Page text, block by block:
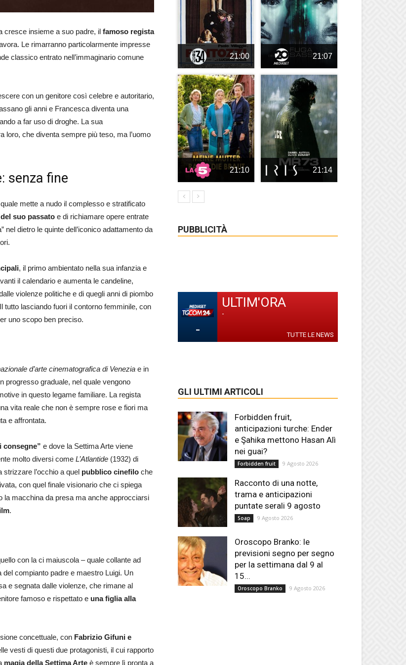
cresce insieme a suo padre, il famoso regista
Le rimarranno particolarmente impresse
classico entrato nell’immaginario comune
con un genitore così celebre e autoritario,
gli anni e Francesca diventa una
a far uso di droghe. La sua
loro, che diventa sempre più teso, ma l’uomo
senza fine
mette a nudo il complesso e stratificato
suo passato e di richiamare opere entrate
nel dietro le quinte dell’iconico adattamento da
, il primo ambientato nella sua infanzia e
il calendario e aumenta le candeline,
violenze politiche e di quegli anni di piombo
lasciando fuori il contorno femminile, con
uno scopo ben preciso.
d’arte cinematografica di Venezia e in
progresso graduale, nel quale vengono
in questo legame familiare. La regista
vita reale che non è sempre rose e fiori ma
e affrontata.
consegne” e dove la Settima Arte viene
molto diversi come L’Atlantide (1932) di
strizzare l’occhio a quel pubblico cinefilo che
con quel finale visionario che ci spiega
la macchina da presa ma anche approcciarsi
.
con la ci maiuscola – quale collante ad
compianto padre e maestro Luigi. Un
e segnata dalle violenze, che rimane al
famoso e rispettato e una figlia alla
concettuale, con Fabrizio Gifuni e
vesti di questi due protagonisti, il cui rapporto
magia della Settima Arte è sempre lì pronta a
21:00 21:07
21:10 21:14
PUBBLICITÀ
-
ULTIM'ORA
-
TUTTE LE NEWS
GLI ULTIMI ARTICOLI
Forbidden fruit,
anticipazioni turche: Ender
e Şahika mettono Hasan Alì
nei guai?
Forbidden fruit 9 Agosto 2026
Racconto di una notte,
trama e anticipazioni
puntate serali 9 agosto
Soap 9 Agosto 2026
Oroscopo Branko: le
previsioni segno per segno
per la settimana dal 9 al
15...
Oroscopo Branko 9 Agosto 2026